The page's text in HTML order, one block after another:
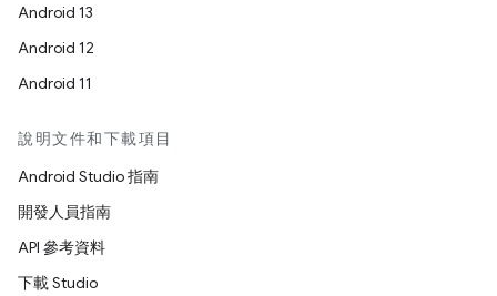
Android 13
Android 12
Android 11
說明文件和下載項目
Android Studio 指南
開發人員指南
API 參考資料
下載 Studio